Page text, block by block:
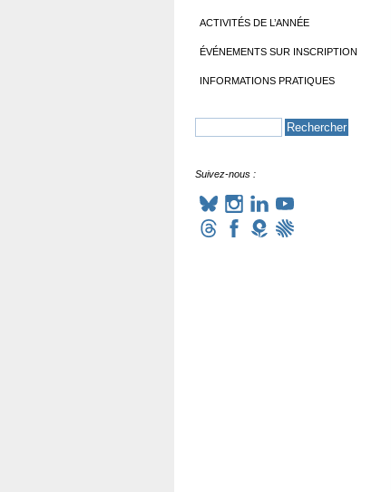
ACTIVITÉS DE L’ANNÉE
ÉVÉNEMENTS SUR INSCRIPTION
INFORMATIONS PRATIQUES
Suivez-nous :